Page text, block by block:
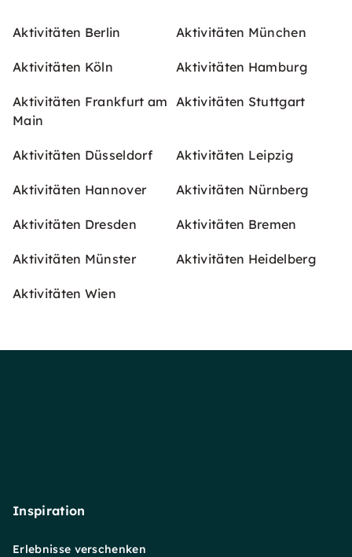
Aktivitäten Berlin Aktivitäten München
Aktivitäten Köln Aktivitäten Hamburg
Aktivitäten Frankfurt am
Main
Aktivitäten Stuttgart
Aktivitäten Düsseldorf Aktivitäten Leipzig
Aktivitäten Hannover Aktivitäten Nürnberg
Aktivitäten Dresden Aktivitäten Bremen
Aktivitäten Münster Aktivitäten Heidelberg
Aktivitäten Wien
Inspiration
Erlebnisse verschenken